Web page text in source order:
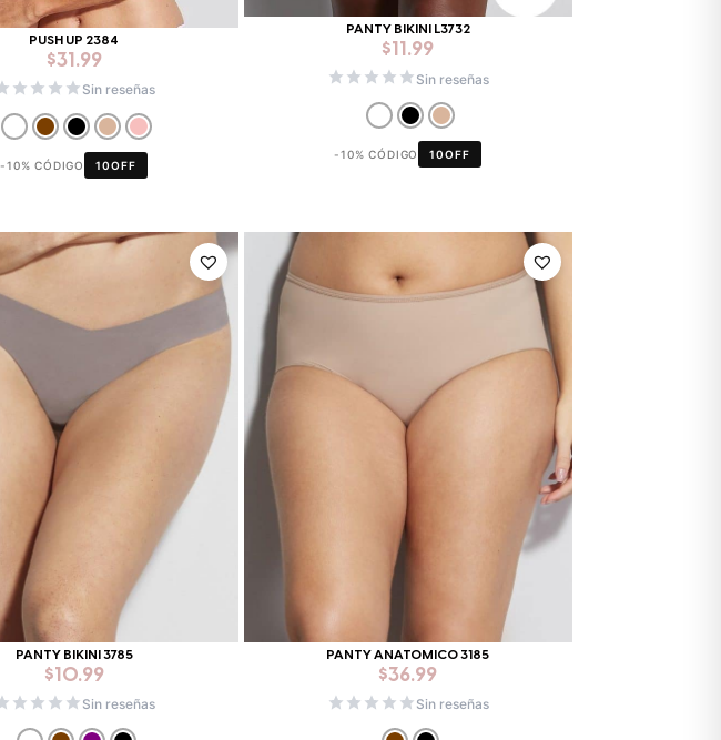
PUSH UP 2384
$31.99
Sin reseñas
-10% CÓDIGO 10OFF
PANTY BIKINI L3732
$11.99
Sin reseñas
-10% CÓDIGO 10OFF
PANTY BIKINI 3785
$10.99
Sin reseñas
PANTY ANATOMICO 3185
$36.99
Sin reseñas